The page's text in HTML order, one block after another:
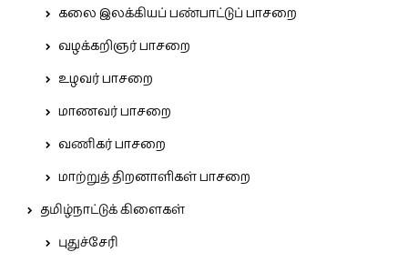
கலை இலக்கியப் பண்பாட்டுப் பாசறை
வழக்கறிஞர் பாசறை
உழவர் பாசறை
மாணவர் பாசறை
வணிகர் பாசறை
மாற்றுத் திறனாளிகள் பாசறை
தமிழ்நாட்டுக் கிளைகள்
புதுச்சேரி